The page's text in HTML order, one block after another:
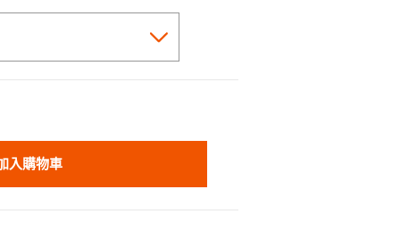
入購物車